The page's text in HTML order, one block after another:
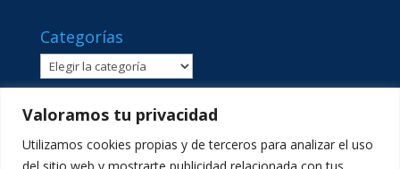
Valoramos tu privacidad
Utilizamos cookies propias y de terceros para analizar el uso
del sitio web y mostrarte publicidad relacionada con tus
Categorías
Categorías